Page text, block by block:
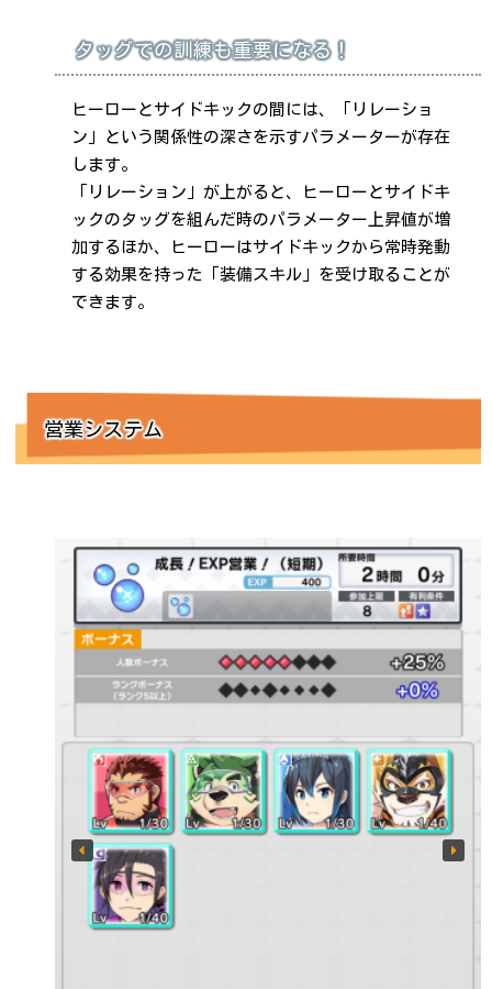
タッグでの訓練も重要になる！
ヒーローとサイドキックの間には、「リレーショ
ン」という関係性の深さを示すパラメーターが存在
します。
「リレーション」が上がると、ヒーローとサイドキ
ックのタッグを組んだ時のパラメーター上昇値が増
加するほか、ヒーローはサイドキックから常時発動
する効果を持った「装備スキル」を受け取ることが
できます。
営業システム